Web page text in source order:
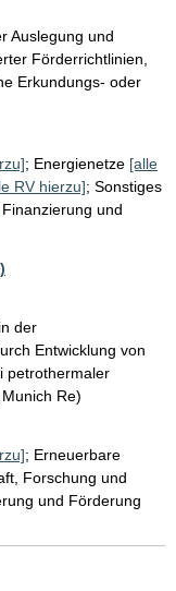
Auslegung und
Förderrichtlinien,
Erkundungs- oder
; Energienetze [alle
RV hierzu]; Sonstiges
Finanzierung und
der
Entwicklung von
petrothermaler
Re)
; Erneuerbare
Forschung und
und Förderung